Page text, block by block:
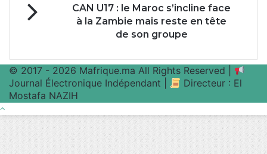
SM
Charles
Camilla
à
l'occasion
leur
couronnement
Souverain
U17
s’incline
face
à
la
Zambie
mais
reste
CAN U17 : le Maroc s’incline face
à la Zambie mais reste en tête
de son groupe
© 2017 - 2026 Mafrique.ma All Rights Reserved |
Journal Électronique Indépendant |
Directeur : El
Mostafa NAZIH
Bouton
retour
haut